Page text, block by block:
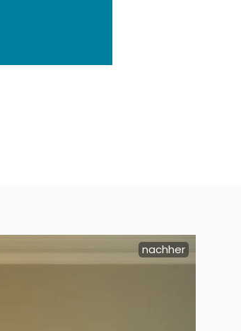
nachher